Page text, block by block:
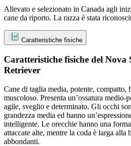
Allevato e selezionato in Canada agli
cane da riporto. La razza è stata
Caratteristiche fisiche
Caratteristiche fisiche del
Retriever
Cane di taglia media, potente, compatto,
muscoloso. Presenta un’ossatura medio-
agile, sveglio e determinato. Gli occhi
grandezza media ed hanno
intelligente. Le orecchie hanno una
attaccate alte, mentre la coda è larga alla
abbondanti.